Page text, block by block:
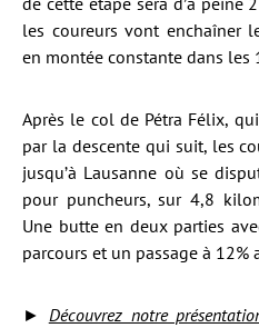
les coureurs vont enchaîner
en montée constante dans les
Après le col de Pétra Félix,
par la descente qui suit, les
jusqu’à Lausanne où se
pour puncheurs, sur 4,8
Une butte en deux parties
parcours et un passage à
► Découvrez notre